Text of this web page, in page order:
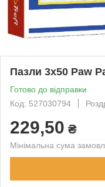
Пазли 3x50 Paw
Готово до відправки
Код: 527030794
229,50 ₴
Мінімальна сума